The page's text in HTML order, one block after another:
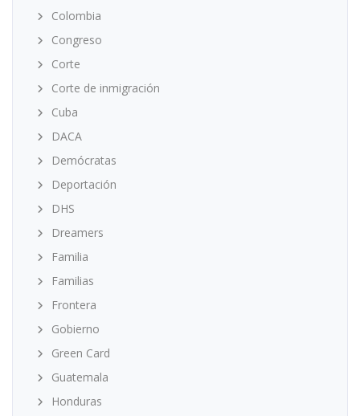
Colombia
Congreso
Corte
Corte de inmigración
Cuba
DACA
Demócratas
Deportación
DHS
Dreamers
Familia
Familias
Frontera
Gobierno
Green Card
Guatemala
Honduras